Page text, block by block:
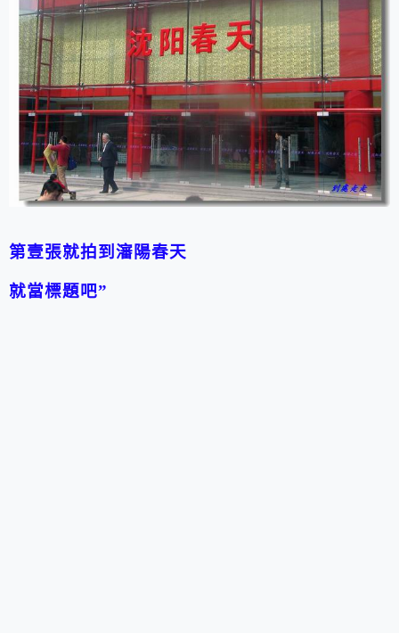
第壹張就拍到瀋陽春天
就當標題吧”